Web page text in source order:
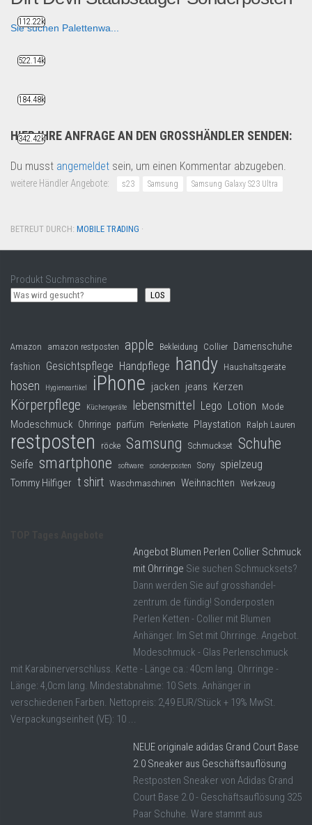
Sie suchen Palettenwa...
HIER IHRE ANFRAGE AN DEN GROSSHÄNDLER SENDEN:
Du musst angemeldet sein, um einen Kommentar abzugeben.
weitere Händler Angebote: s23 Samsung Samsung Galaxy S23 Ultra
BETREUT DURCH: MOBILE TRADING ·
Produkt Suchmaschine
LOS
Amazon amazon restposten apple Bekleidung Collier Damenschuhe
fashion Gesichtspflege Handpflege handy Haushaltsgeräte
hosen Hygieneartikel iPhone jacken jeans Kerzen
Körperpflege Küchengeräte lebensmittel Lego Lotion Mode
Modeschmuck Ohrringe parfüm Perlenkette Playstation Ralph Lauren
restposten röcke Samsung Schmuckset Schuhe
Seife smartphone software sonderposten Sony spielzeug
Tommy Hilfiger t shirt Waschmaschinen Weihnachten Werkzeug
Angebot Blumen Perlen Collier Schmuck
mit Ohrringe Sie suchen Schmucksets?
Dann werden Sie auf grosshandel-
zentrum.de fündig! Sonderposten
Perlen Ketten - Collier mit Blumen
Anhänger. Im Set mit Ohrringe. Angebot.
Modeschmuck - Glas Perlenschmuck
mit Karabinerverschluss. Kette - Länge ca.: 40cm lang. Ohrringe -
Länge: 4,0cm lang. Mindestabnahme: 10 Sets. Anhänger in
verschiedenen Farben. Nettopreis: 2,49 EUR/Stück + 19% MwSt.
Verpackungseinheit (VE): 10 ...
NEUE originale adidas Grand Court Base
2.0 Sneaker aus Geschäftsauflösung
Restposten Sneaker von Adidas Grand
Court Base 2.0 - Geschäftsauflösung 325
Paar Schuhe. Ware stammt aus
112.22k
522.14k
184.48k
342.42k